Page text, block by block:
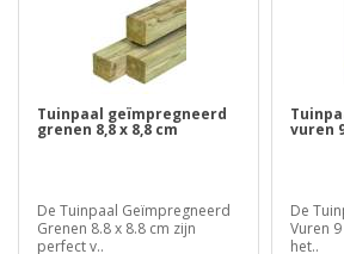
Tuinpaal geïmpregneerd
grenen 8,8 x 8,8 cm
De Tuinpaal Geïmpregneerd
Grenen 8.8 x 8.8 cm zijn
perfect v..
vuren
De
Vuren
het..